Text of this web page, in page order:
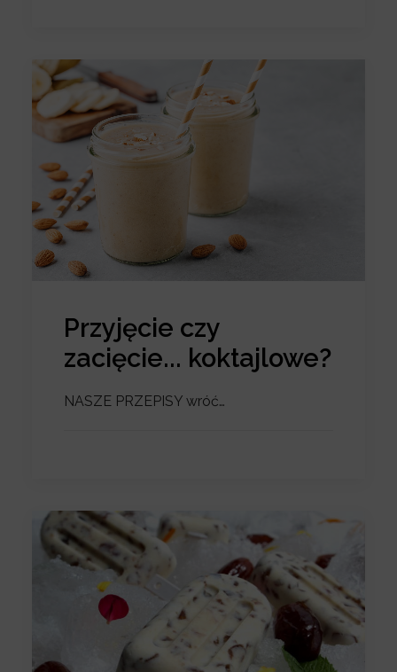
Przyjęcie czy
zacięcie... koktajlowe?
NASZE PRZEPISY wróć…